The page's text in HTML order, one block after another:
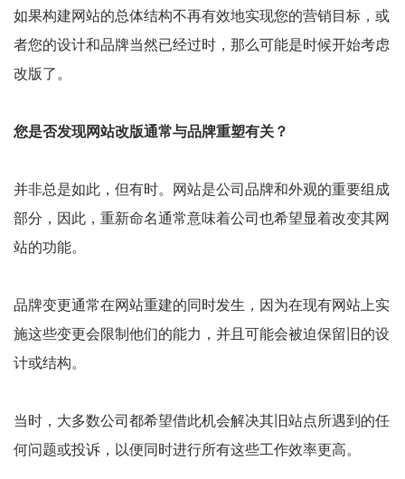
如果构建网站的总体结构不再有效地实现您的营销目标，或
者您的设计和品牌当然已经过时，那么可能是时候开始考虑
改版了。
您是否发现网站改版通常与品牌重塑有关？
并非总是如此，但有时。网站是公司品牌和外观的重要组成
部分，因此，重新命名通常意味着公司也希望显着改变其网
站的功能。
品牌变更通常在网站重建的同时发生，因为在现有网站上实
施这些变更会限制他们的能力，并且可能会被迫保留旧的设
计或结构。
当时，大多数公司都希望借此机会解决其旧站点所遇到的任
何问题或投诉，以便同时进行所有这些工作效率更高。